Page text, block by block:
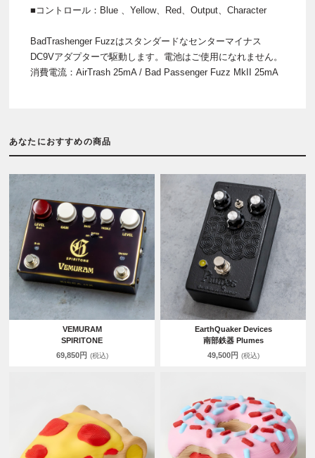
■コントロール：Blue 、Yellow、Red、Output、Character
BadTrashenger Fuzzはスタンダードなセンターマイナス
DC9Vアダプターで駆動します。電池はご使用になれません。
消費電流：AirTrash 25mA / Bad Passenger Fuzz MkII 25mA
あなたにおすすめの商品
VEMURAM
SPIRITONE
69,850円 (税込)
EarthQuaker Devices
南部鉄器 Plumes
49,500円 (税込)